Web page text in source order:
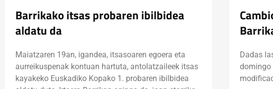
Barrikako itsas probaren ibilbidea
aldatu da
Maiatzaren 19an, igandea, itsasoaren egoera eta
aurreikuspenak kontuan hartuta, antolatzaileek itsas
kayakeko Euskadiko Kopako 1. probaren ibilbidea
Dadas
domingo